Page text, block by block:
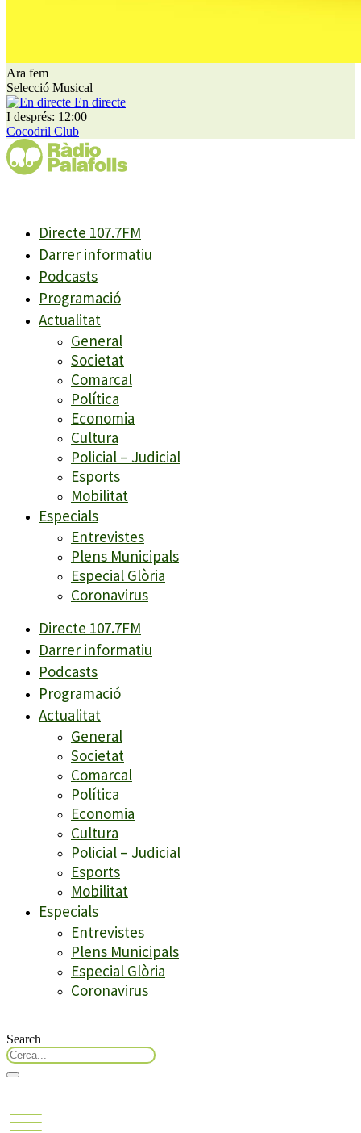
Ara fem
Selecció Musical
En directe
I després: 12:00
Cocodril Club
Directe 107.7FM
Darrer informatiu
Podcasts
Programació
Actualitat
General
Societat
Comarcal
Política
Economia
Cultura
Policial – Judicial
Esports
Mobilitat
Especials
Entrevistes
Plens Municipals
Especial Glòria
Coronavirus
Directe 107.7FM
Darrer informatiu
Podcasts
Programació
Actualitat
General
Societat
Comarcal
Política
Economia
Cultura
Policial – Judicial
Esports
Mobilitat
Especials
Entrevistes
Plens Municipals
Especial Glòria
Coronavirus
Search